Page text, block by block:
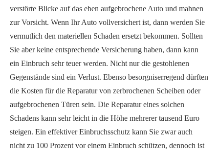
verstörte Blicke auf das eben aufgebrochene Auto und mahnen
zur Vorsicht. Wenn Ihr Auto vollversichert ist, dann werden Sie
vermutlich den materiellen Schaden ersetzt bekommen. Sollten
Sie aber keine entsprechende Versicherung haben, dann kann
ein Einbruch sehr teuer werden. Nicht nur die gestohlenen
Gegenstände sind ein Verlust. Ebenso besorgniserregend dürften
die Kosten für die Reparatur von zerbrochenen Scheiben oder
aufgebrochenen Türen sein. Die Reparatur eines solchen
Schadens kann sehr leicht in die Höhe mehrerer tausend Euro
steigen. Ein effektiver Einbruchsschutz kann Sie zwar auch
nicht zu 100 Prozent vor einem Einbruch schützen, dennoch ist